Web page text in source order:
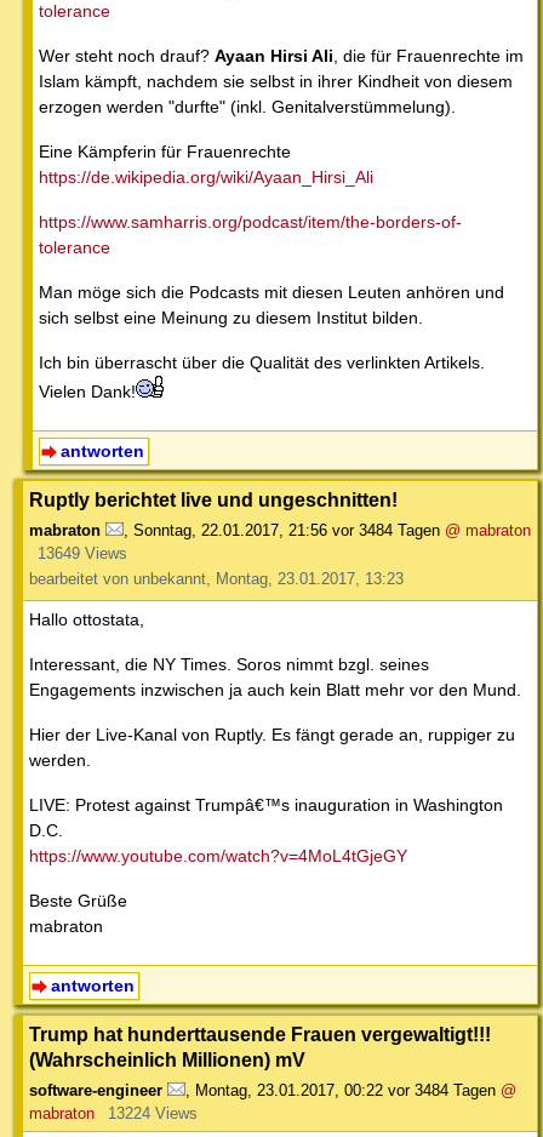
tolerance
Wer steht noch drauf? Ayaan Hirsi Ali , die für Frauenrechte im
Islam kämpft, nachdem sie selbst in ihrer Kindheit von diesem
erzogen werden "durfte" (inkl. Genitalverstümmelung).
Eine Kämpferin für Frauenrechte
https://de.wikipedia.org/wiki/Ayaan_Hirsi_Ali
https://www.samharris.org/podcast/item/the-borders-of-
tolerance
Man möge sich die Podcasts mit diesen Leuten anhören und
sich selbst eine Meinung zu diesem Institut bilden.
Ich bin überrascht über die Qualität des verlinkten Artikels.
Vielen Dank!
antworten
Ruptly berichtet live und ungeschnitten!
mabraton Sonntag, 22.01.2017, 21:56 vor 3484 Tagen @ mabraton
13649 Views
bearbeitet von unbekannt, Montag, 23.01.2017, 13:23
Hallo ottostata,
Interessant, die NY Times. Soros nimmt bzgl. seines
Engagements inzwischen ja auch kein Blatt mehr vor den Mund.
Hier der Live-Kanal von Ruptly. Es fängt gerade an, ruppiger zu
werden.
LIVE: Protest against Trumpâ€™s inauguration in Washington
D.C.
https://www.youtube.com/watch?v=4MoL4tGjeGY
Beste Grüße
mabraton
antworten
Trump hat hunderttausende Frauen vergewaltigt!!!
(Wahrscheinlich Millionen) mV
software-engineer Montag, 23.01.2017, 00:22 vor 3484 Tagen @
mabraton
13224 Views